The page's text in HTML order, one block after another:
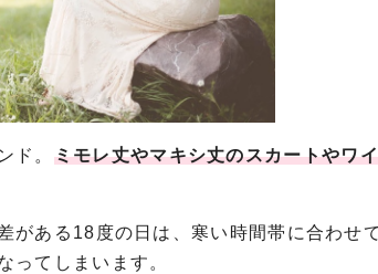
ド。 ミモレ丈やマキシ丈のスカートやワ
がある18度の日は、寒い時間帯に合わせ
ってしまいます。